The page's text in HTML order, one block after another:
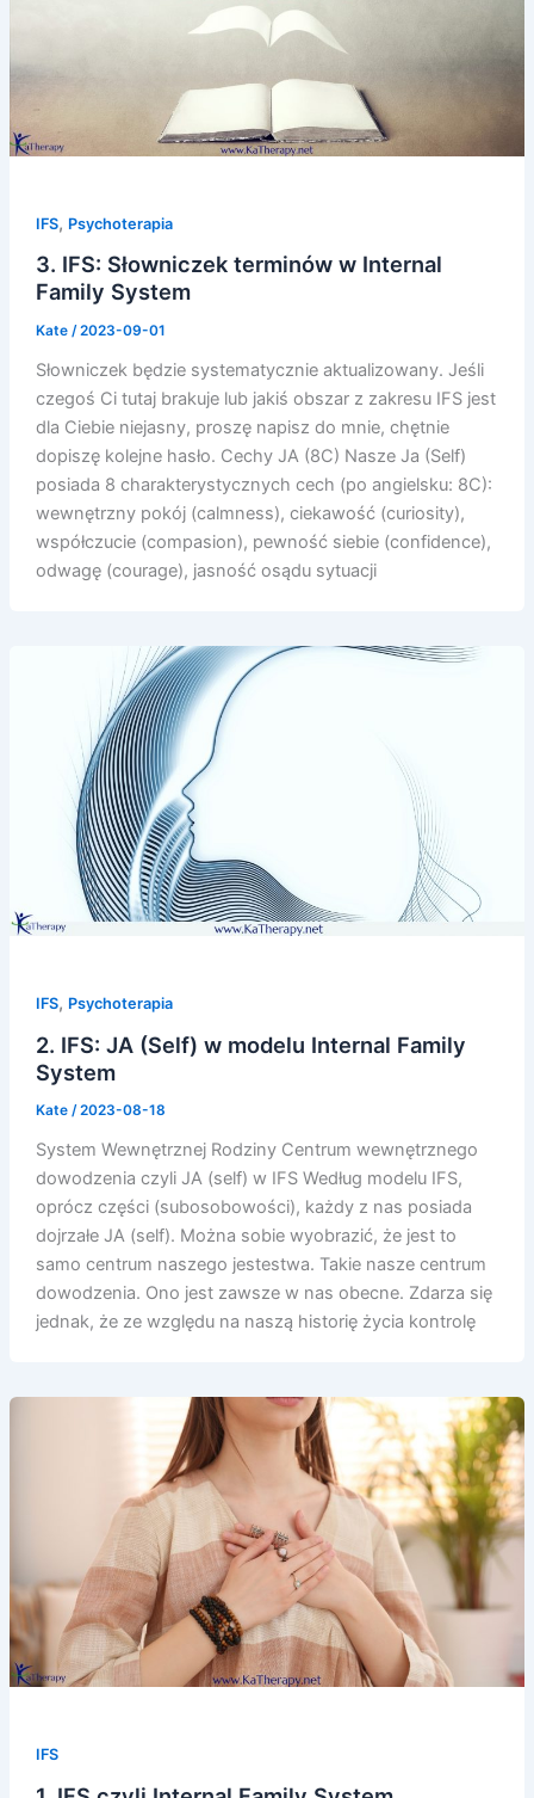
IFS, Psychoterapia
3. IFS: Słowniczek terminów w Internal
Family System
Kate /2023-09-01
Słowniczek będzie systematycznie aktualizowany. Jeśli
czegoś Ci tutaj brakuje lub jakiś obszar z zakresu IFS jest
dla Ciebie niejasny, proszę napisz do mnie, chętnie
dopiszę kolejne hasło. Cechy JA (8C) Nasze Ja (Self)
posiada 8 charakterystycznych cech (po angielsku: 8C):
wewnętrzny pokój (calmness), ciekawość (curiosity),
współczucie (compasion), pewność siebie (confidence),
odwagę (courage), jasność osądu sytuacji
IFS, Psychoterapia
2. IFS: JA (Self) w modelu Internal Family
System
Kate /2023-08-18
System Wewnętrznej Rodziny Centrum wewnętrznego
dowodzenia czyli JA (self) w IFS Według modelu IFS,
oprócz części (subosobowości), każdy z nas posiada
dojrzałe JA (self). Można sobie wyobrazić, że jest to
samo centrum naszego jestestwa. Takie nasze centrum
dowodzenia. Ono jest zawsze w nas obecne. Zdarza się
jednak, że ze względu na naszą historię życia kontrolę
IFS